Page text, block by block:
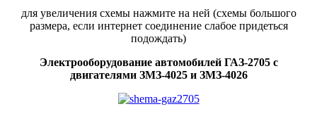
для увеличения схемы нажмите на ней (схемы большого
размера, если интернет соединение слабое придеться
подождать)
Электрооборудование автомобилей ГАЗ-2705 с
двигателями ЗМЗ-4025 и ЗМЗ-4026